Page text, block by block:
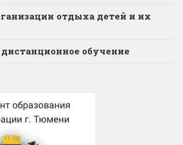
отдыха детей и их
обучение